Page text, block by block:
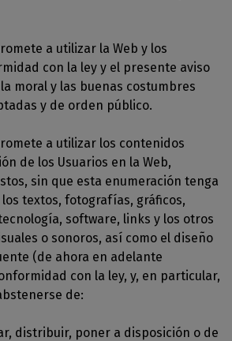
a utilizar la Web y los
con la ley y el presente aviso
moral y las buenas costumbres
y de orden público.
a utilizar los contenidos
de los Usuarios en la Web,
sin que esta enumeración tenga
textos, fotografías, gráficos,
software, links y los otros
o sonoros, así como el diseño
(de ahora en adelante
con la ley, y, en particular,
de:
distribuir, poner a disposición o de